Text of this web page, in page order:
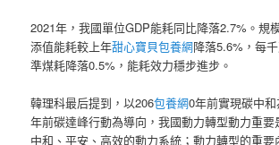
2021年，我國單位GDP能耗同比降落2.7%。規
添值能耗較上年甜心寶貝包養網降落5.6%，每
準煤耗降落0.5%，能耗效力穩步進步。
韓理科最后提到，以206包養網0年前實現碳中
年前碳達峰行動為導向，我國動力轉型動力重
中和、平安、高效的動力系統；動力轉型的重